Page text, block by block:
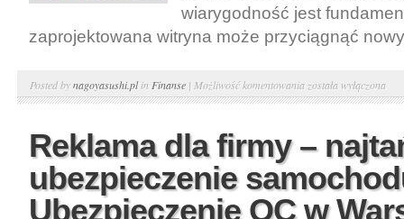
wiarygodność jest
zaprojektowana witryna może przyciągnąć
Posted bynagoyasushi.plin Finanse | Możliwość komentowania Profesjonalna
strona
–
doradztwo
księgowe.
Porady
została wyłączona
Reklama dla firmy –
ubezpieczenie
Ubezpieczenie OC w